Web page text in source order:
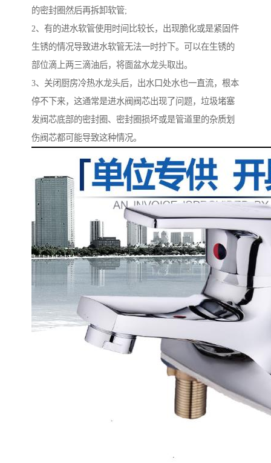
的密封圈然后再拆卸软管;
2、有的进水软管使用时间比较长，出现脆化或是紧固件
生锈的情况导致进水软管无法一时拧下。可以在生锈的
部位滴上两三滴油后，将面盆水龙头取出。
3、关闭厨房冷热水龙头后，出水口处水也一直流，根本
停不下来，这通常是进水阀阀芯出现了问题，垃圾堵塞
发阀芯底部的密封圈、密封圈损坏或是管道里的杂质划
伤阀芯都可能导致这种情况。